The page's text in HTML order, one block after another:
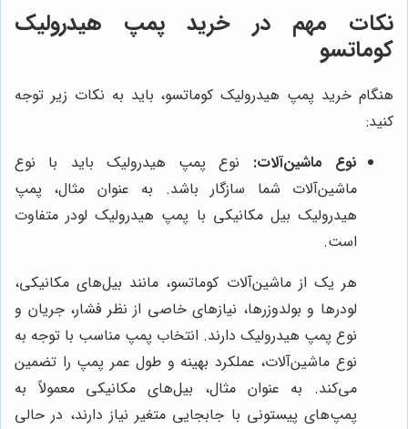
نکات مهم در خرید پمپ هیدرولیک
کوماتسو
هنگام خرید پمپ هیدرولیک کوماتسو، باید به نکات زیر توجه
کنید:
نوع ماشین‌آلات: نوع پمپ هیدرولیک باید با نوع
ماشین‌آلات شما سازگار باشد. به عنوان مثال، پمپ
هیدرولیک بیل مکانیکی با پمپ هیدرولیک لودر متفاوت
است.
هر یک از ماشین‌آلات کوماتسو، مانند بیل‌های مکانیکی،
لودرها و بولدوزرها، نیازهای خاصی از نظر فشار، جریان و
نوع پمپ هیدرولیک دارند. انتخاب پمپ مناسب با توجه به
نوع ماشین‌آلات، عملکرد بهینه و طول عمر پمپ را تضمین
می‌کند. به عنوان مثال، بیل‌های مکانیکی معمولاً به
پمپ‌های پیستونی با جابجایی متغیر نیاز دارند، در حالی